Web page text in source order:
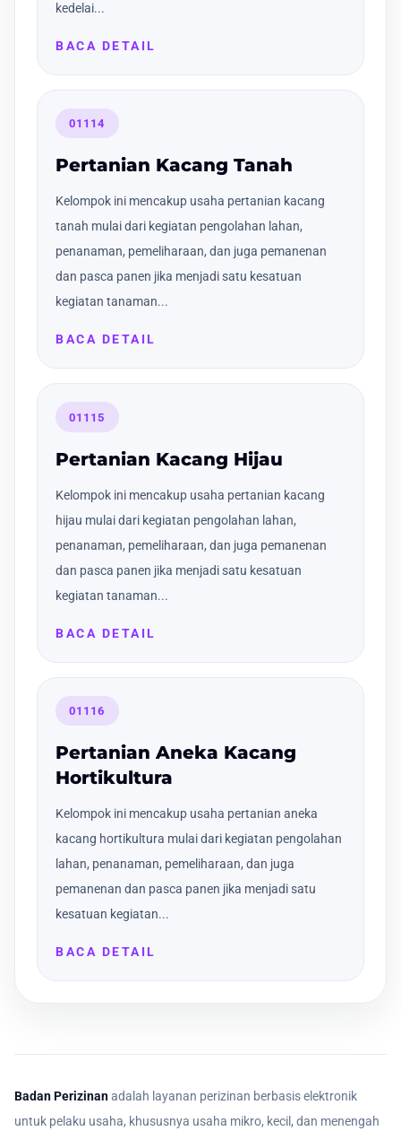
kedelai...
BACA DETAIL
01114
Pertanian Kacang Tanah
Kelompok ini mencakup usaha pertanian kacang
tanah mulai dari kegiatan pengolahan lahan,
penanaman, pemeliharaan, dan juga pemanenan
dan pasca panen jika menjadi satu kesatuan
kegiatan tanaman...
BACA DETAIL
01115
Pertanian Kacang Hijau
Kelompok ini mencakup usaha pertanian kacang
hijau mulai dari kegiatan pengolahan lahan,
penanaman, pemeliharaan, dan juga pemanenan
dan pasca panen jika menjadi satu kesatuan
kegiatan tanaman...
BACA DETAIL
01116
Pertanian Aneka Kacang
Hortikultura
Kelompok ini mencakup usaha pertanian aneka
kacang hortikultura mulai dari kegiatan pengolahan
lahan, penanaman, pemeliharaan, dan juga
pemanenan dan pasca panen jika menjadi satu
kesatuan kegiatan...
BACA DETAIL
Badan Perizinanadalah layanan perizinan berbasis elektronik
untuk pelaku usaha, khususnya usaha mikro, kecil, dan menengah